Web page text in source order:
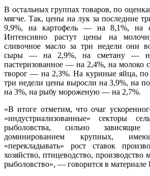
В остальных группах товаров, по
мягче. Так, цены на лук за последние
9,9%, на картофель — на 8,1%, на
Интенсивно растут цены на
сливочное масло за три недели они
сыры — на 2,9%, на сметану —
пастеризованное — на 2,4%, на молоко
творог — на 2,3%. На куриные яйца,
три недели цены выросли на 3,9%, на
на 3%, на рыбу мороженую — на 2,7%.
«В итоге отметим, что очаг
«индустриализованные» секторы
рыболовства, сильно
доминированием крупных,
«перекладывать» рост ставок
хозяйство, птицеводство,
рыболовство», — говорится в